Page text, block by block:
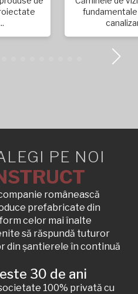
PE NOI
românească
prefabricate din
celor mai înalte
să răspundă tuturor
șantierele în continuă
30 de ani
100% privată cu